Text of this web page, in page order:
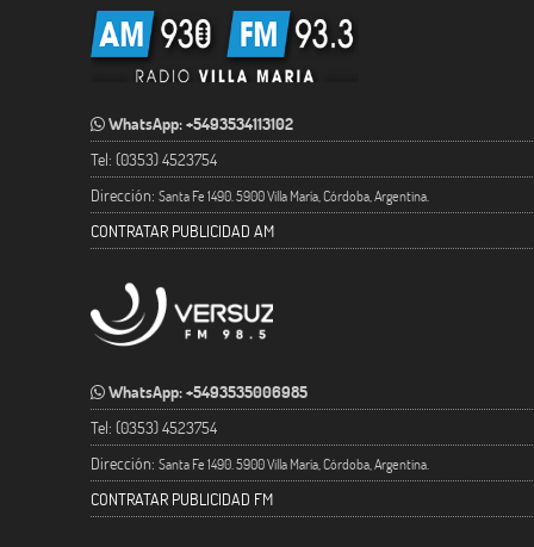
WhatsApp: +5493534113102
Tel: (0353) 4523754
Dirección: Santa Fe 1490. 5900 Villa María, Córdoba, Argentina.
CONTRATAR PUBLICIDAD AM
WhatsApp: +5493535006985
Tel: (0353) 4523754
Dirección: Santa Fe 1490. 5900 Villa María, Córdoba, Argentina.
CONTRATAR PUBLICIDAD FM